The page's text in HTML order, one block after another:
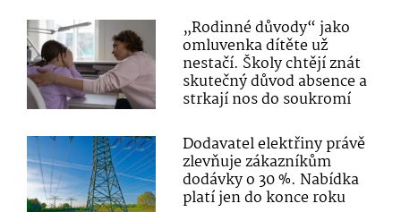
„Rodinné důvody“ jako
omluvenka dítěte už
nestačí. Školy chtějí znát
skutečný důvod absence a
strkají nos do soukromí
Dodavatel elektřiny právě
zlevňuje zákazníkům
dodávky o 30 %. Nabídka
platí jen do konce roku